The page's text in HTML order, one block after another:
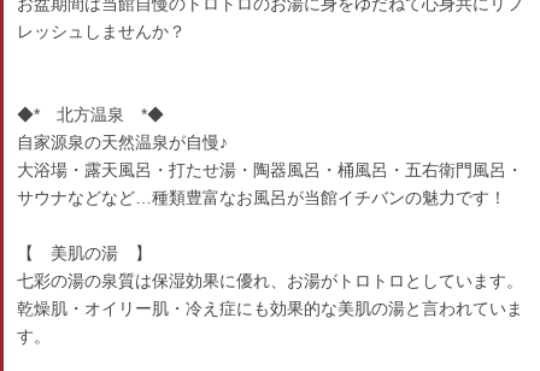
レッシュしませんか？
◆* 北方温泉 *◆
自家源泉の天然温泉が自慢♪
大浴場・露天風呂・打たせ湯・陶器風呂・桶風呂・五右衛門風呂・
サウナなどなど…種類豊富なお風呂が当館イチバンの魅力です！
【 美肌の湯 】
七彩の湯の泉質は保湿効果に優れ、お湯がトロトロとしています。
乾燥肌・オイリー肌・冷え症にも効果的な美肌の湯と言われていま
す。